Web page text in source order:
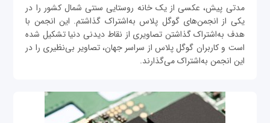
مدتی پیش، عکسی از یک خانه روستایی سنتی شمال کشور را در
یکی از انجمن‌های گوگل پلاس به‌اشتراک گذاشتم. این انجمن با
هدف به‌اشتراک گذاشتن تصاویری از نقاط دیدنی دنیا تشکیل شده
است و کاربران گوگل پلاس از سراسر جهان، تصاویر بی‌نظیری را در
این انجمن به‌اشتراک می‌گذارند.